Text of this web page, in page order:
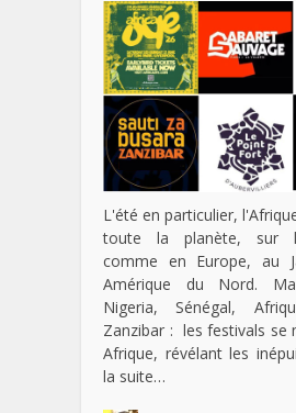
L'été en particulier,
toute la planète, sur
comme en Europe, au
Amérique du Nord.
Nigeria, Sénégal,
Zanzibar : les festivals se
Afrique, révélant les
la suite…